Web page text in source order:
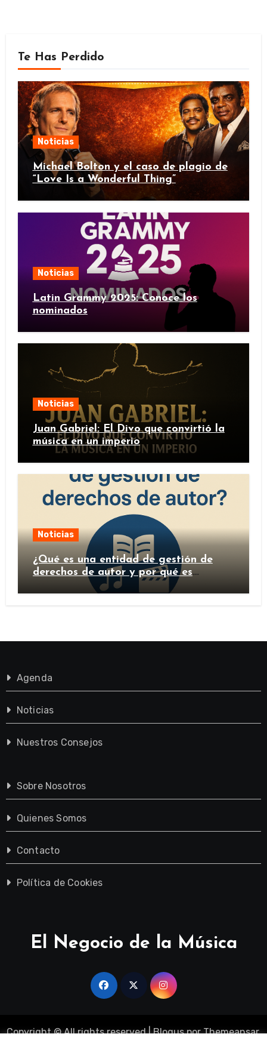
Te Has Perdido
Noticias
Michael Bolton y el caso de plagio de
“Love Is a Wonderful Thing”
Noticias
Latin Grammy 2025: Conoce los
nominados
Noticias
Juan Gabriel: El Divo que convirtió la
música en un imperio
Noticias
¿Qué es una entidad de gestión de
derechos de autor y por qué es
importante?
Agenda
Noticias
Nuestros Consejos
Sobre Nosotros
Quienes Somos
Contacto
Política de Cookies
El Negocio de la Música
Copyright © All rights reserved |BlogusporThemeansar.